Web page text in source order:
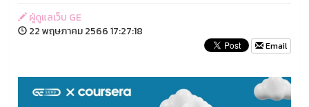
ผู้ดูแลเว็บ GE
22 พฤษภาคม 2566 17:27:18
Email